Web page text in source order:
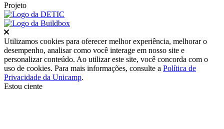
Projeto
Fechar
Utilizamos cookies para oferecer melhor experiência, melhorar o
desempenho, analisar como você interage em nosso site e
personalizar conteúdo. Ao utilizar este site, você concorda com o
uso de cookies. Para mais informações, consulte a Política de
Privacidade da Unicamp.
Estou ciente